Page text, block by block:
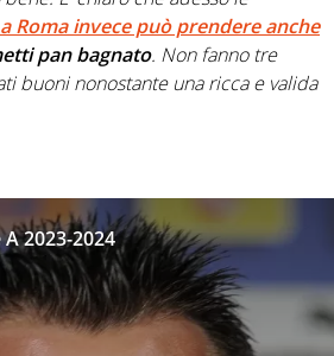
Roma invece può prendere anche
pan bagnato. Non fanno tre
buoni nonostante una ricca e valida
2023-2024